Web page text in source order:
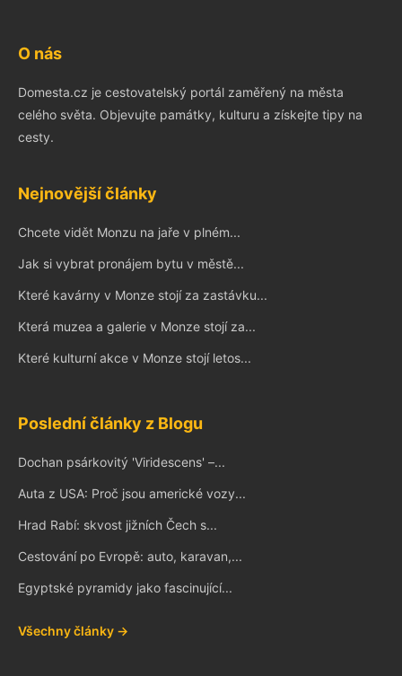
O nás
Domesta.cz je cestovatelský portál zaměřený na města
celého světa. Objevujte památky, kulturu a získejte tipy na
cesty.
Nejnovější články
Chcete vidět Monzu na jaře v plném...
Jak si vybrat pronájem bytu v městě...
Které kavárny v Monze stojí za zastávku...
Která muzea a galerie v Monze stojí za...
Které kulturní akce v Monze stojí letos...
Poslední články z Blogu
Dochan psárkovitý 'Viridescens' –...
Auta z USA: Proč jsou americké vozy...
Hrad Rabí: skvost jižních Čech s...
Cestování po Evropě: auto, karavan,...
Egyptské pyramidy jako fascinující...
Všechny články →